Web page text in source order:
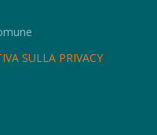
SULLA PRIVACY